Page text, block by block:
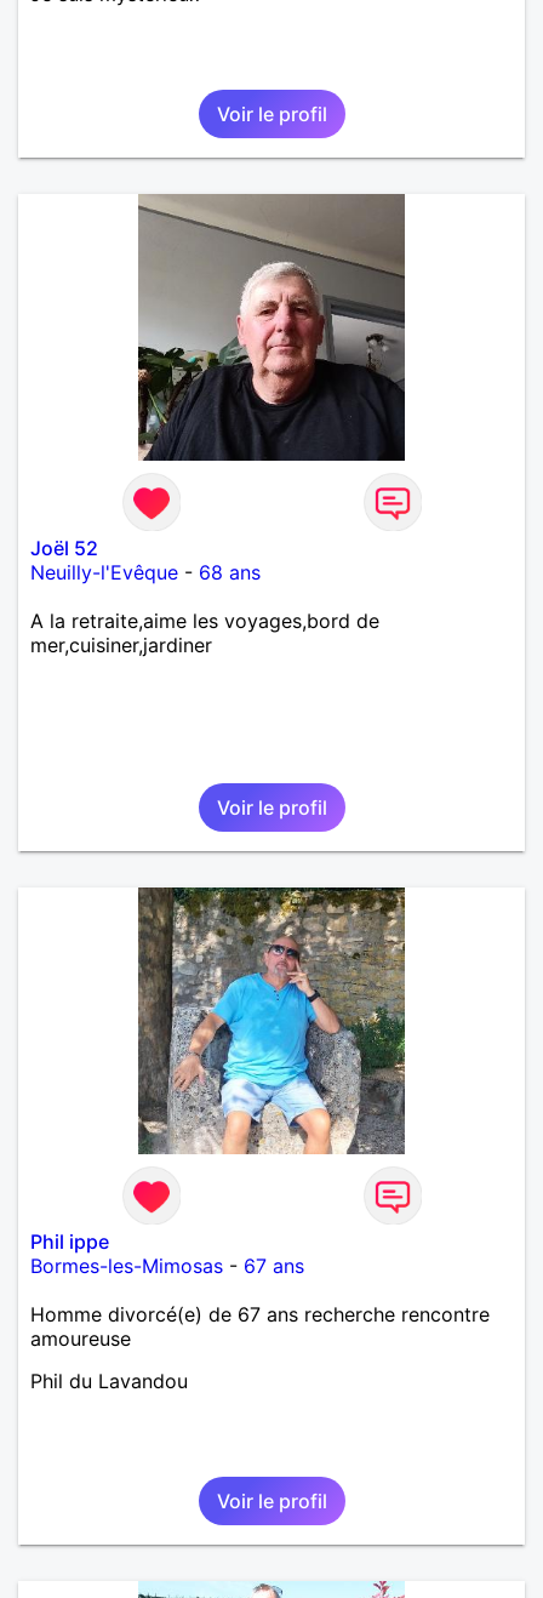
Voir le profil
Joël 52
Neuilly-l'Evêque - 68 ans
A la retraite,aime les voyages,bord de
mer,cuisiner,jardiner
Voir le profil
Phil ippe
Bormes-les-Mimosas - 67 ans
Homme divorcé(e) de 67 ans recherche rencontre
amoureuse
Phil du Lavandou
Voir le profil